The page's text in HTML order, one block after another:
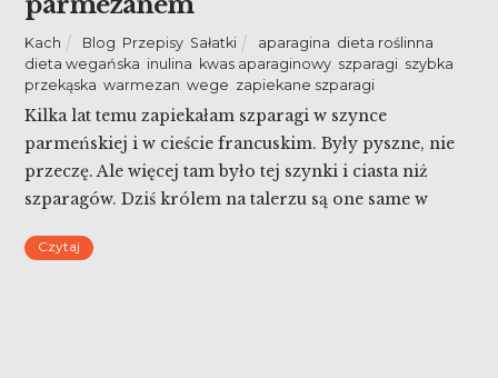
Kach Blog Przepisy Sałatki aparagina dieta roślinna
dieta wegańska inulina kwas aparaginowy szparagi szybka
przekąska ,warmezan ,wege zapiekane szparagi
Kilka lat temu zapiekałam szparagi w szynce
parmeńskiej i w cieście francuskim. Były pyszne, nie
przeczę. Ale więcej tam było tej szynki i ciasta niż
szparagów. Dziś królem na talerzu są one same w
(zwanym warmezanem).
Czytaj